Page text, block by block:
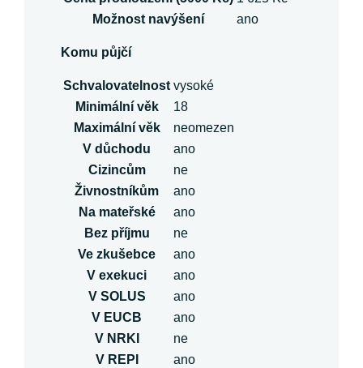
Možnost navýšení
ano
Komu půjčí
Schvalovatelnost vysoké
Minimální věk
18
Maximální věk
neomezen
V důchodu
ano
Cizincům
ne
Živnostníkům
ano
Na mateřské
ano
Bez příjmu
ne
Ve zkušebce
ano
V exekuci
ano
V SOLUS
ano
V EUCB
ano
V NRKI
ne
V REPI
ano